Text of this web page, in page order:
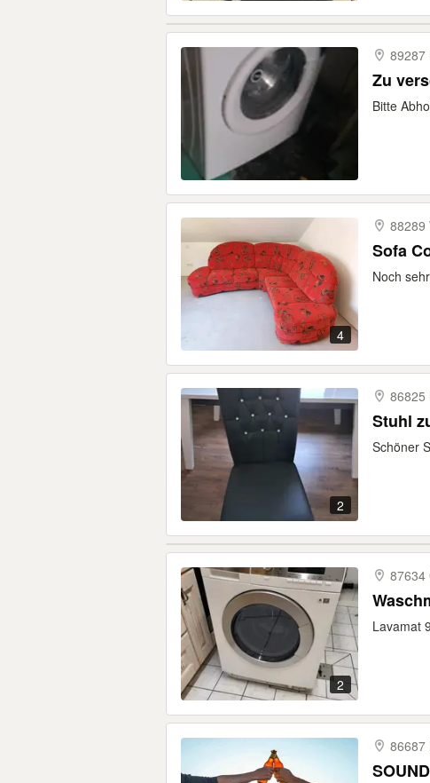
89287
Zu
Bitte
4
88289
Sofa
Noch
2
86825
Stuhl
Schöner
2
87634
Lavamat
86687